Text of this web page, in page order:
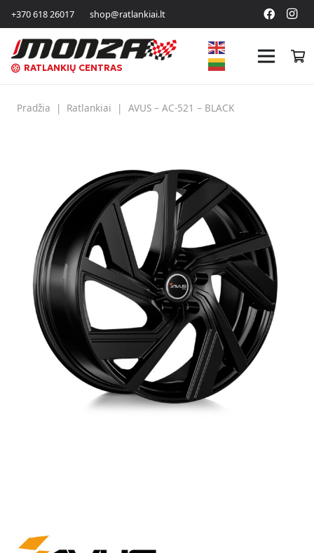
+370 618 26017 shop@ratlankiai.lt
RATLANKIŲ CENTRAS
Pradžia | Ratlankiai | AVUS – AC-521 – BLACK